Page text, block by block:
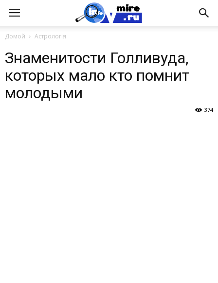
Домой Астрологія
Знаменитости Голливуда,
которых мало кто помнит
молодыми
374